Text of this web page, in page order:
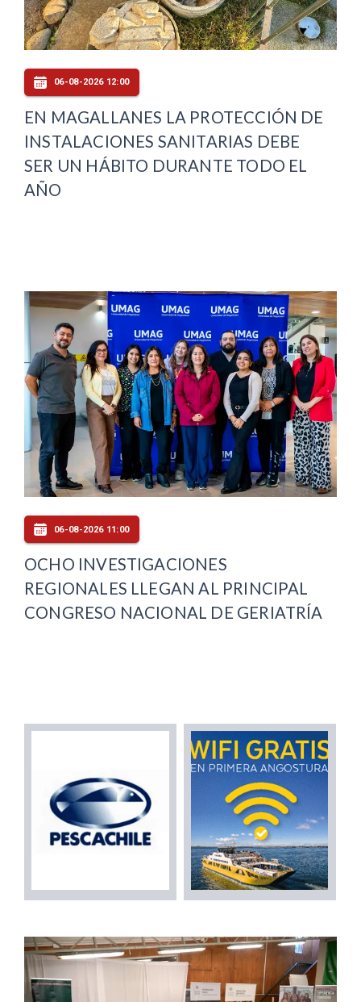
06-08-2026 12:00
EN MAGALLANES LA PROTECCIÓN DE
INSTALACIONES SANITARIAS DEBE
SER UN HÁBITO DURANTE TODO EL
AÑO
06-08-2026 11:00
OCHO INVESTIGACIONES
REGIONALES LLEGAN AL PRINCIPAL
CONGRESO NACIONAL DE GERIATRÍA